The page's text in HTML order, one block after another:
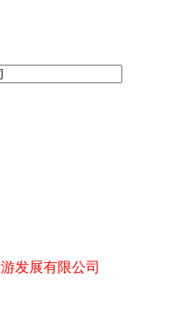
发展有限公司